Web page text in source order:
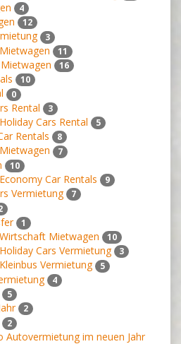
4
12
3
11
16
10
0
Rental 3
Cars Rental 5
Rentals 8
7
10
Car Rentals 9
Vermietung 7
1
Mietwagen 10
Cars Vermietung 3
Vermietung 5
4
5
2
2
Autovermietung im neuen Jahr